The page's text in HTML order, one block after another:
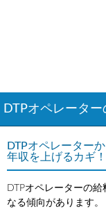
DTPオペレータ
DTPオペレーター
年収を上げるカギ！
DTPオペレーターの
なる傾向があります。